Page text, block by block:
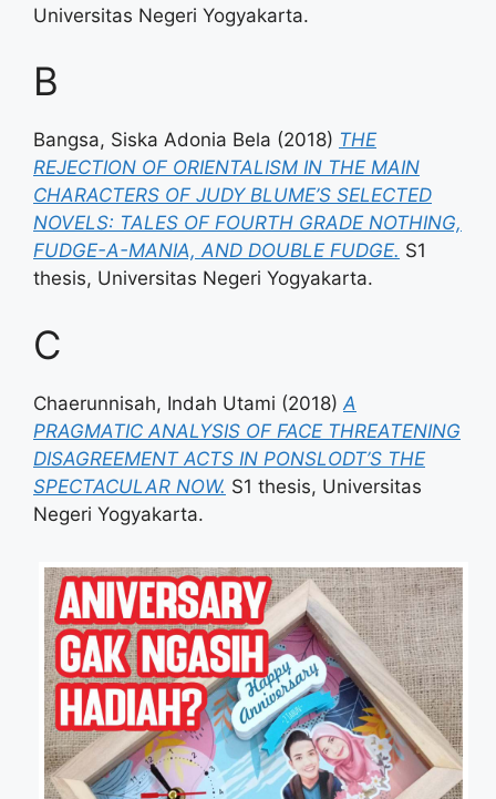
Universitas Negeri Yogyakarta.
B
Bangsa, Siska Adonia Bela (2018) THE
REJECTION OF ORIENTALISM IN THE MAIN
CHARACTERS OF JUDY BLUME’S SELECTED
NOVELS: TALES OF FOURTH GRADE NOTHING,
FUDGE-A-MANIA, AND DOUBLE FUDGE. S1
thesis, Universitas Negeri Yogyakarta.
C
Chaerunnisah, Indah Utami (2018) A
PRAGMATIC ANALYSIS OF FACE THREATENING
DISAGREEMENT ACTS IN PONSLODT’S THE
SPECTACULAR NOW. S1 thesis, Universitas
Negeri Yogyakarta.